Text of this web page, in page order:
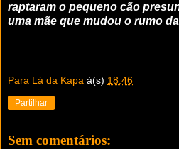
raptaram o pequeno cão
uma mãe que mudou o rumo
Para Lá da Kapa à(s) 18:46
Partilhar
Sem comentários: